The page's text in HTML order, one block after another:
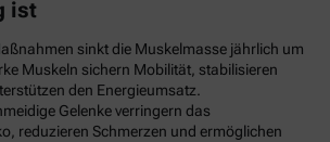
ist
sinkt die Muskelmasse jährlich um
Muskeln sichern Mobilität, stabilisieren
den Energieumsatz.
Gelenke verringern das
reduzieren Schmerzen und ermöglichen